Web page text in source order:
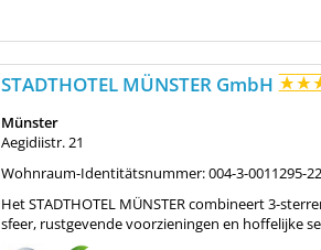
STADTHOTEL MÜNSTER GmbH
Münster
Aegidiistr. 21
Wohnraum-Identitätsnummer: 004-3-0011295-22
Het STADTHOTEL MÜNSTER combineert 3-
sfeer, rustgevende voorzieningen en hoffelijke